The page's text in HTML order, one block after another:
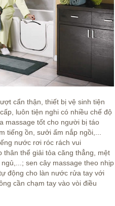
cẩn thận, thiết bị vệ sinh tiện
luôn tiện nghi có nhiều chế độ
massage tốt cho người bị táo
tiếng ồn, sưởi ấm nắp ngồi,...
nước rơi róc rách vui
thân thể giải tỏa căng thẳng, mệt
sen cây massage theo nhịp
động cho làn nước rửa tay với
cần chạm tay vào vòi điều